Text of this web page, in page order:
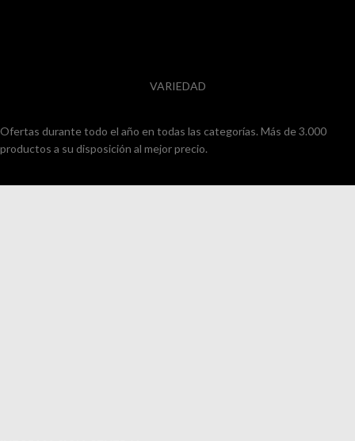
VARIEDAD
Ofertas durante todo el año en todas las categorías. Más de 3.000
productos a su disposición al mejor precio.